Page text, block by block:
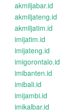
akmiljabar.id
akmiljateng.id
akmiljatim.id
imijatim.id
imijateng.id
imigorontalo.id
imibanten.id
imibali.id
imijambi.id
imikalbar.id